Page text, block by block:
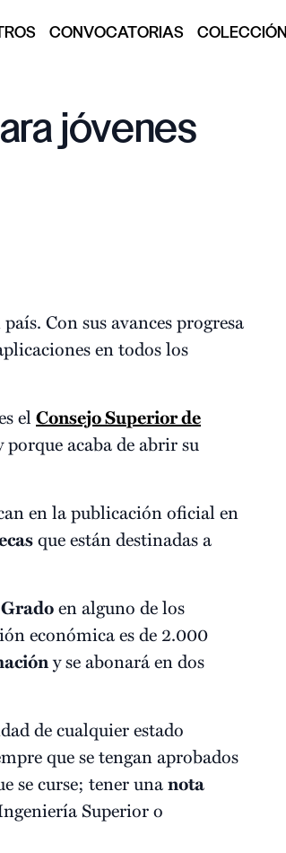
CONVOCATORIAS COLECCIÓN
jóvenes
Con sus avances progresa
en todos los
elConsejo Superior de
porque acaba de abrir su
en la publicación oficial en
que están destinadas a
en alguno de los
económica es de 2.000
y se abonará en dos
de cualquier estado
que se tengan aprobados
se curse; tener unanota
Superior o